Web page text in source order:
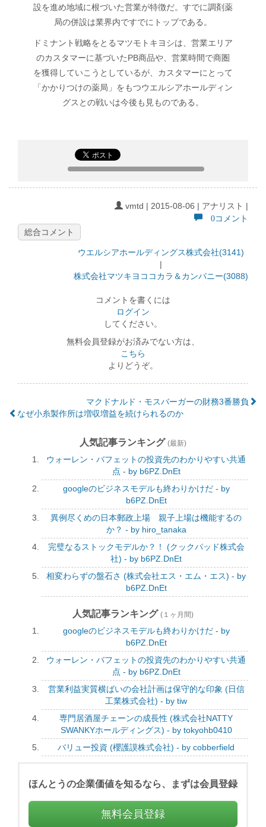
設を進め地域に根づいた営業が特徴だ。すでに調剤薬
局の併設は業界内ですでにトップである。
ドミナント戦略をとるマツモトキヨシは、営業エリア
のカスタマーに基づいたPB商品や、営業時間で商圏
を獲得していこうとしているが、カスタマーにとって
「かかりつけの薬局」をもつウエルシアホールディン
グスとの戦いは今後も見ものである。
vmtd | 2015-08-06 | アナリスト |
0コメント
総合コメント
ウエルシアホールディングス株式会社(3141)
|
株式会社マツキヨココカラ＆カンパニー(3088)
コメントを書くには
ログイン
してください。
無料会員登録がお済みでない方は、
こちら
よりどうぞ。
マクドナルド・モスバーガーの財務3番勝負
なぜ小糸製作所は増収増益を続けられるのか
人気記事ランキング (最新)
ウォーレン・バフェットの投資先のわかりやすい共通
点 - by b6PZ.DnEt
googleのビジネスモデルも終わりかけだ - by
b6PZ.DnEt
異例尽くめの日本郵政上場 親子上場は機能するの
か？ - by hiro_tanaka
完璧なるストックモデルか？！ (クックパッド株式会
社) - by b6PZ.DnEt
相変わらずの盤石さ (株式会社エス・エム・エス) - by
b6PZ.DnEt
人気記事ランキング (１ヶ月間)
googleのビジネスモデルも終わりかけだ - by
b6PZ.DnEt
ウォーレン・バフェットの投資先のわかりやすい共通
点 - by b6PZ.DnEt
営業利益実質横ばいの会社計画は保守的な印象 (日信
工業株式会社) - by tiw
専門居酒屋チェーンの成長性 (株式会社NATTY
SWANKYホールディングス) - by tokyohb0410
バリュー投資 (櫻護謨株式会社) - by cobberfield
ほんとうの企業価値を知るなら、まずは会員登録
無料会員登録